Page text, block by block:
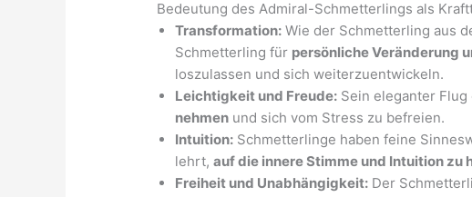
Bedeutung des Admiral-Schmetterlings als
Transformation: Wie der Schmetterling aus
Schmetterling für persönliche Veränderung
loszulassen und sich weiterzuentwickeln.
Leichtigkeit und Freude: Sein eleganter
nehmen und sich vom Stress zu befreien.
Intuition: Schmetterlinge haben feine
lehrt,auf die innere Stimme und Intuition zu
Freiheit und Unabhängigkeit: Der